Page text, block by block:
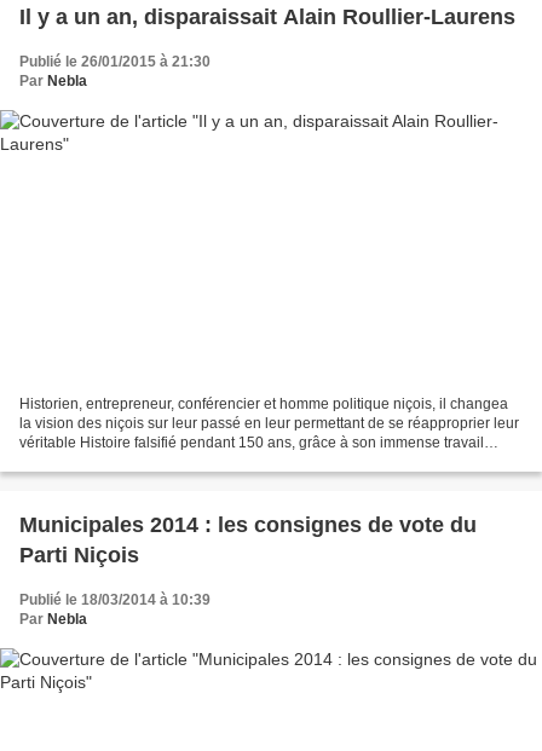
Il y a un an, disparaissait Alain Roullier-Laurens
Publié le 26/01/2015 à 21:30
Par Nebla
Historien, entrepreneur, conférencier et homme politique niçois, il changea
la vision des niçois sur leur passé en leur permettant de se réapproprier leur
véritable Histoire falsifié pendant 150 ans, grâce à son immense travail
Municipales 2014 : les consignes de vote du
Parti Niçois
Publié le 18/03/2014 à 10:39
Par Nebla